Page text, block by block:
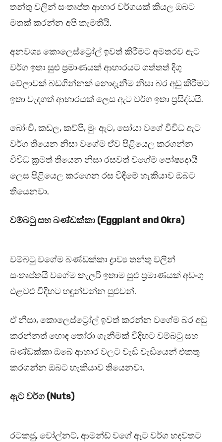
තන්තු වලින් සංතෘප්ත ආහාර වර්ගයක් කියල ඔබට
මතක් කරන්න අපි කැමතියි.
අනවශ්‍ය කොලෙස්ට්‍රෝල් ඉවත් කිරීමට අමතරව ඇට
වර්ග ඉතා සුළු ප්‍රමාණයක් ආහාරයට ගත්තත් දිගු
වේලාවක් බඩගින්නක් නොදැනීම නිසා බර අඩු කිරීමට
ඉතා වැදගත් ආහාරයක් ලෙස ඇට වර්ග ඉතා ප්‍රසිද්ධයි.
බෝංචි, කඩල, කව්පි, මුං ඇට, සෝයා වගේ විවිධ ඇට
වර්ග තියෙන නිසා වගේම ඒව පිළියෙල කරගන්න
විවිධ ක්‍රමත් තියෙන නිසා රසවත් වගේම පෝෂ්‍යදායී
ලෙස පිළියෙල කරගෙන රස විඳීමේ හැකියාව ඔබට
තියෙනවා.
වම්බටු සහ බණ්ඩක්කා (Eggplant and Okra)
වම්බටු වගේම බණ්ඩක්කා ද්‍රාව්‍ය තන්තු වලින්
සංතෘප්තයි වගේම කැලරි ඉතාම සුළු ප්‍රමාණයක් අඩංගු
එළවළු විදිහට හඳුන්වන්න පුළුවන්.
ඒ නිසා, කොලෙස්ට්‍රෝල් ඉවත් කරන්න වගේම බර අඩු
කරන්නත් හොඳ තෝරා ගැනීමක් විදිහට වම්බටු සහ
බණ්ඩක්කා ඔබේ ආහාර වලට වැඩි වැඩියෙන් එකතු
කරගන්න ඔබට හැකියාව තියෙනවා.
ඇට වර්ග (Nuts)
රටකජු, වෝල්නට්, ආමන්ඩ් වගේ ඇට වර්ග හදවතට